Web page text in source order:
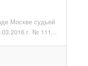
Москве судьей
г. № 111...